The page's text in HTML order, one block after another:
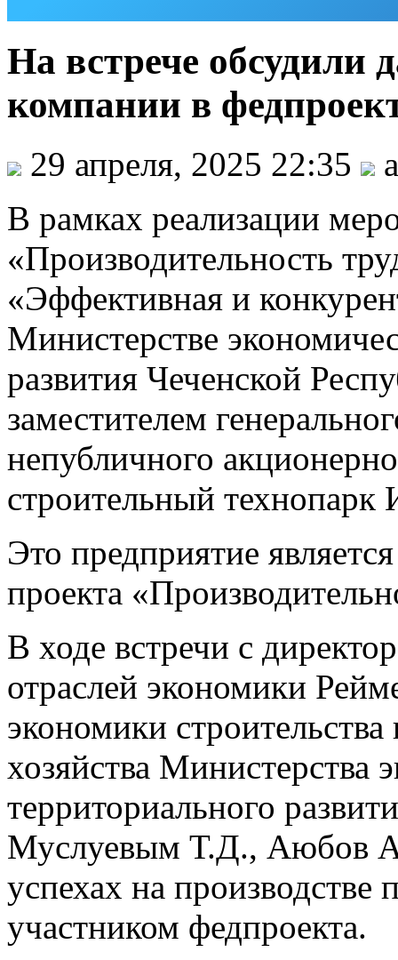
На встрече обсудили
компании в
29 апреля, 2025 22:35
В рамках реализации
«Производительность
«Эффективная и
Министерстве
развития Чеченской
заместителем
непубличного
строительный
Это предприятие
проекта
В ходе встречи с
отраслей экономики
экономики
хозяйства Министерства
территориального
Муслуевым Т.Д., Аюбов
успехах на производстве
участником федпроекта.